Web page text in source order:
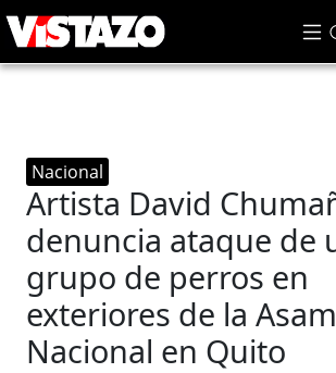
Nacional
Artista David
denuncia ataque de
grupo de perros en
exteriores de la
Nacional en Quito